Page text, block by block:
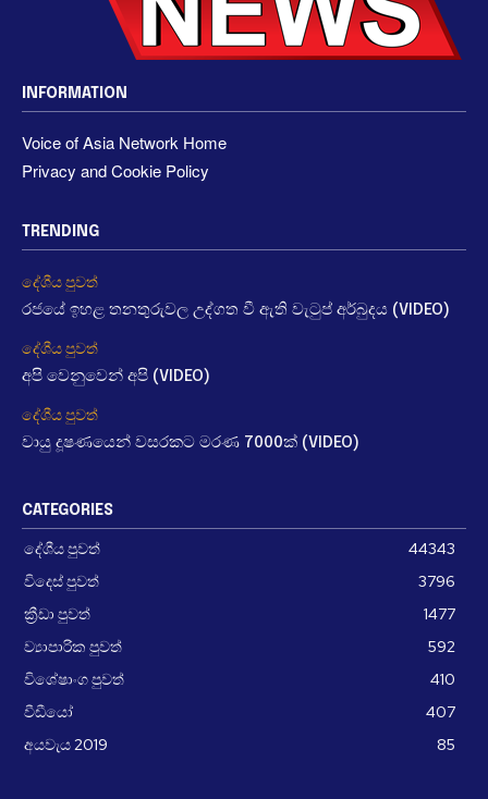
INFORMATION
Voice of Asia Network Home
Privacy and Cookie Policy
TRENDING
දේශීය පුවත්
රජයේ ඉහළ තනතුරුවල උද්ගත වී ඇති වැටුප් අර්බුදය (VIDEO)
දේශීය පුවත්
අපි වෙනුවෙන් අපි (VIDEO)
දේශීය පුවත්
වායු දූෂණයෙන් වසරකට මරණ 7000ක් (VIDEO)
CATEGORIES
දේශීය පුවත්
44343
විදෙස් පුවත්
3796
ක්‍රීඩා පුවත්
1477
ව්‍යාපාරික පුවත්
592
විශේෂාංග පුවත්
410
වීඩීයෝ
407
අයවැය 2019
85